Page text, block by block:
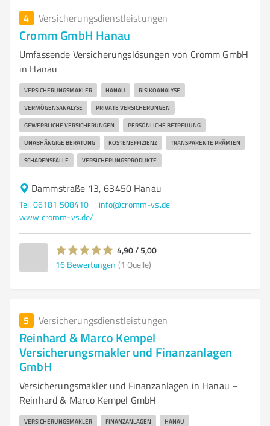
4 Versicherungsdienstleistungen
Cromm GmbH Hanau
Umfassende Versicherungslösungen von Cromm GmbH
in Hanau
VERSICHERUNGSMAKLER HANAU RISIKOANALYSE
VERMÖGENSANALYSE PRIVATE VERSICHERUNGEN
GEWERBLICHE VERSICHERUNGEN PERSÖNLICHE BETREUUNG
UNABHÄNGIGE BERATUNG KOSTENEFFIZIENZ TRANSPARENTE PRÄMIEN
SCHADENSFÄLLE VERSICHERUNGSPRODUKTE
Dammstraße 13, 63450 Hanau
Tel. 06181 508410
info@cromm-vs.de
www.cromm-vs.de/
4,90 / 5,00
16 Bewertungen (1 Quelle)
5 Versicherungsdienstleistungen
Reinhard & Marco Kempel
Versicherungsmakler und Finanzanlagen
GmbH
Versicherungsmakler und Finanzanlagen in Hanau –
Reinhard & Marco Kempel GmbH
VERSICHERUNGSMAKLER FINANZANLAGEN HANAU